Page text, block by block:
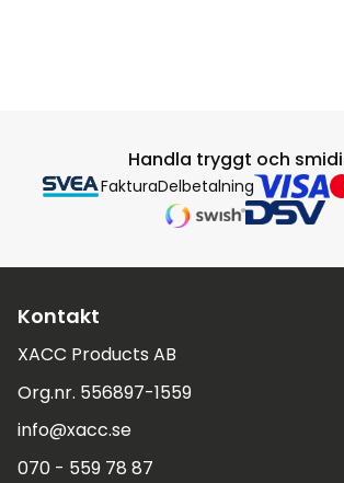
Handla tryggt och
FakturaDelbetalning
Kontakt
XACC Products AB
Org.nr. 556897-1559
info@xacc.se
070 - 559 78 87